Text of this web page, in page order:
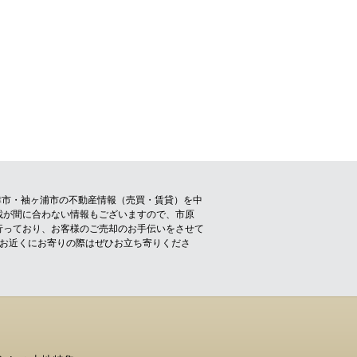
・袖ヶ浦市の不動産情報（売買・賃貸）を中
間に合わない情報もございますので、市原
ており、お客様のご売却のお手伝いをさせて
近くにお寄りの際はぜひお立ち寄りくださ